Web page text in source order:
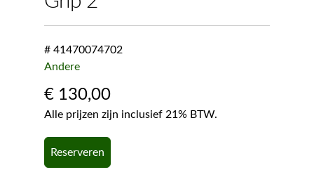
# 41470074702
Andere
€130,00
Alle prijzen zijn inclusief 21% BTW.
Reserveren